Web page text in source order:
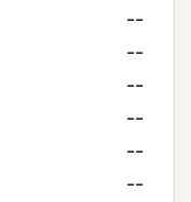
--
--
--
--
--
--